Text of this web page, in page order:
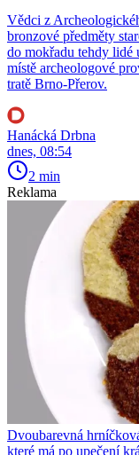
Vědci z
bronzové předměty
do mokřadu tehdy lidé
místě archeologové
tratě Brno-Přerov.
Hanácká Drbna
dnes, 08:54
2 min
Reklama
Dvoubarevná
které má po upečení